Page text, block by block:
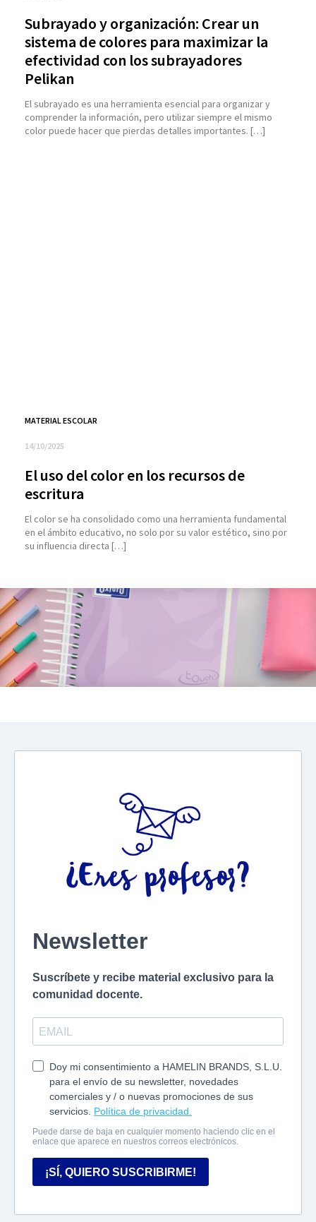
Subrayado y organización: Crear un
sistema de colores para maximizar la
efectividad con los subrayadores
Pelikan
El subrayado es una herramienta esencial para organizar y
comprender la información, pero utilizar siempre el mismo
color puede hacer que pierdas detalles importantes. […]
MATERIAL ESCOLAR
14/10/2025
El uso del color en los recursos de
escritura
El color se ha consolidado como una herramienta fundamental
en el ámbito educativo, no solo por su valor estético, sino por
su influencia directa […]